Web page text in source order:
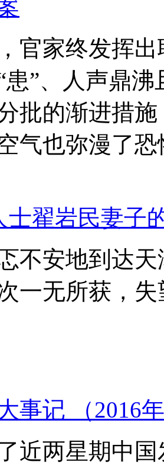
官家终发挥
患”、人声鼎
批的渐进措
气也弥漫了
士翟岩民妻子
不安地到达
一无所获，
事记 （2016
近两星期中